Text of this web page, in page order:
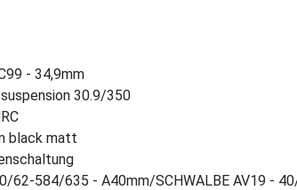
- 34,9mm
30.9/350
black matt
62-584/635 - A40mm/SCHWALBE AV19 -